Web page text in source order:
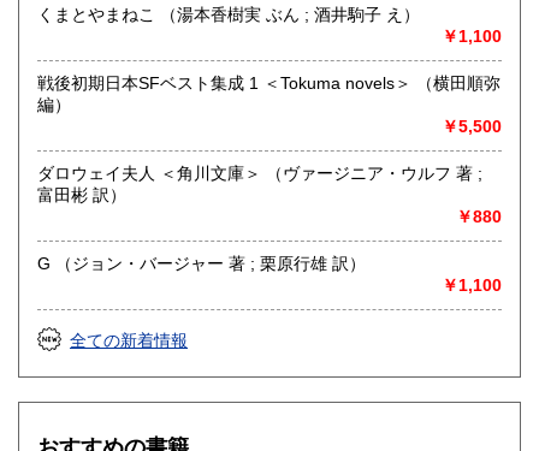
買取が出来る本とそうでない本があります、メール・電話等
で連絡頂ければと思います。
取り扱い分野
哲学宗教、歴史、社会科学、美術工芸、外国文学、趣味、サ
ブカルチャー、古書一般（その他）
くまとやまねこ （湯本香樹実 ぶん ; 酒井駒子 え）
￥1,100
戦後初期日本SFベスト集成 1 ＜Tokuma novels＞ （横田順弥
編）
￥5,500
ダロウェイ夫人 ＜角川文庫＞ （ヴァージニア・ウルフ 著 ;
富田彬 訳）
￥880
G （ジョン・バージャー 著 ; 栗原行雄 訳）
￥1,100
全ての新着情報